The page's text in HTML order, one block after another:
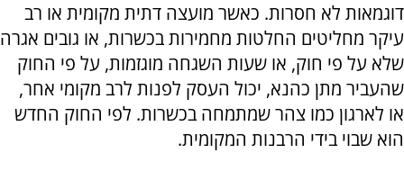
דוגמאות לא חסרות. כאשר מועצה דתית מקומית או רב
עיקר מחליטים החלטות מחמירות בכשרות, או גובים אגרה
שלא על פי חוק, או שעות השגחה מוגזמות, על פי החוק
שהעביר מתן כהנא, יכול העסק לפנות לרב מקומי אחר,
או לארגון כמו צהר שמתמחה בכשרות. לפי החוק החדש
הוא שבוי בידי הרבנות המקומית.